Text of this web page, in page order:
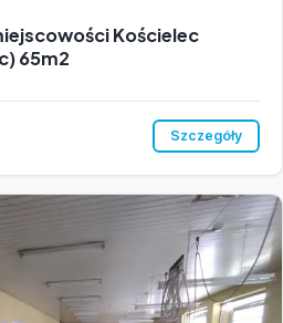
Kościelec
65m2
Szczegóły